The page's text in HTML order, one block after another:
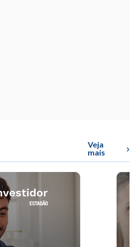
Veja
mais